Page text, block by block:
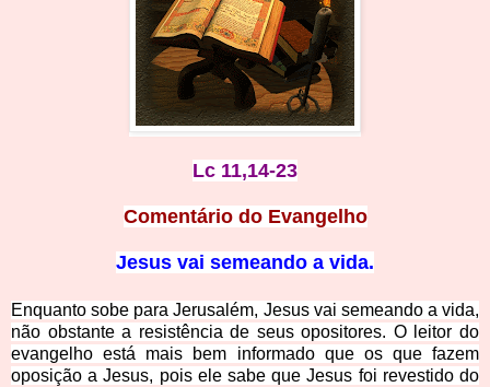
Lc 11,14-23
Comentário do Evangelho
Jesus vai semeando a vida.
Enquanto sobe para Jerusalém, Jesus vai semeando a vida,
não obstante a resistência de seus opositores. O leitor do
evangelho está mais bem informado que os que fazem
oposição a Jesus, pois ele sabe que Jesus foi revestido do